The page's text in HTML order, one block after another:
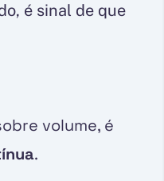
é sinal de que
volume, é
.